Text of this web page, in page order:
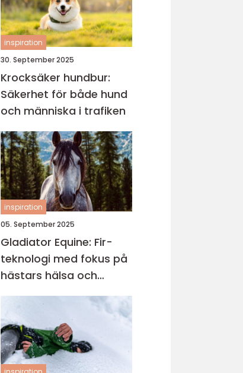
inspiration
30. September 2025
Krocksäker hundbur:
Säkerhet för både hund
och människa i trafiken
inspiration
05. September 2025
Gladiator Equine: Fir-
teknologi med fokus på
hästars hälsa och
välbefinnande